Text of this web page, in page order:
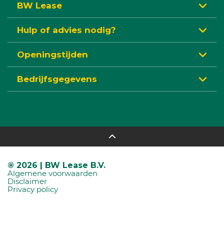
BW Lease
Hulp of advies nodig?
Openingstijden
Bedrijfsgegevens
® 2026 | BW Lease B.V.
Algemene voorwaarden
Disclaimer
Privacy policy